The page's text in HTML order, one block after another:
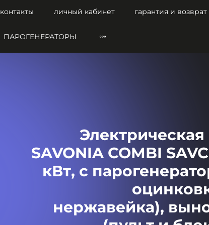
контакты личный кабинет
гарантия и возврат
ПАРОГЕНЕРАТОРЫ
Электрическая
SAVONIA COMBI
кВт, с
нержавейка),